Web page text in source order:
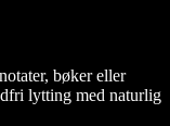
bøker eller
lytting med naturlig